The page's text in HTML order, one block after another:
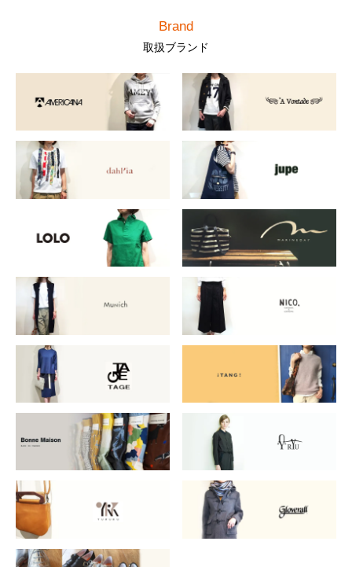
Brand
取扱ブランド